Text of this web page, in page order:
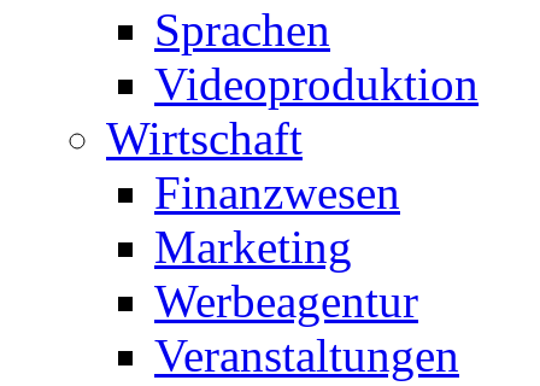
Sprachen
Videoproduktion
Wirtschaft
Finanzwesen
Marketing
Werbeagentur
Veranstaltungen